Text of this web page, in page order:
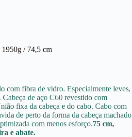
/ 74,5 cm
com fibra de vidro. Especialmente leves,
de aço C60 revestido com
fixa da cabeça e do cabo. Cabo com
de perto da forma da cabeça machado
com menos esforço.75 cm,
e abate.